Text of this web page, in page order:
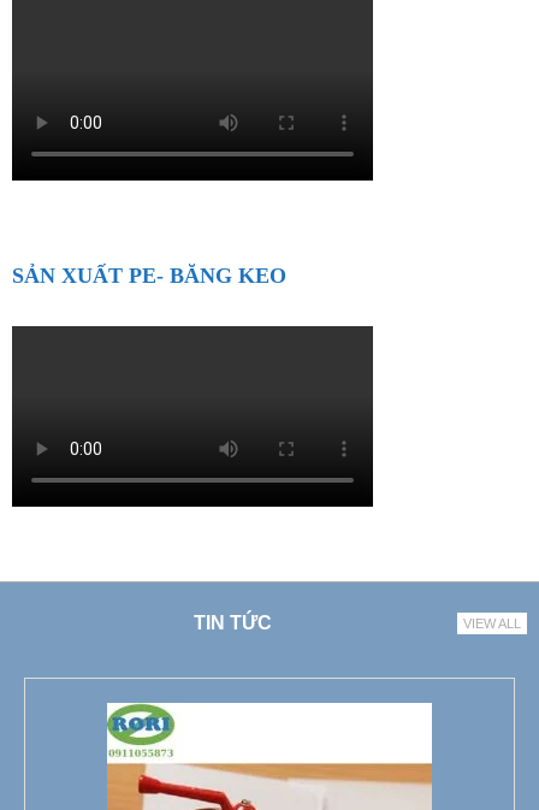
SẢN XUẤT PE- BĂNG KEO
TIN TỨC VIEW ALL